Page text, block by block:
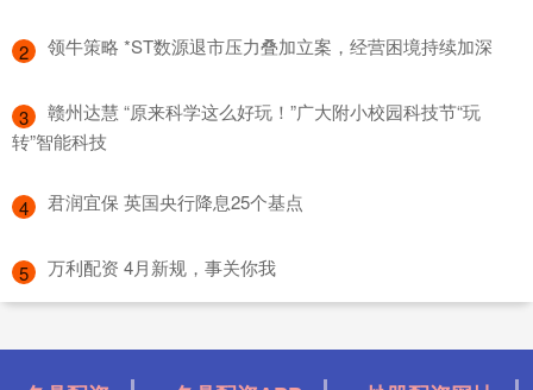
2 ​领牛策略 *ST数源退市压力叠加立案，经营困境持续加深
3
​赣州达慧 “原来科学这么好玩！”广大附小校园科技节“玩
转”智能科技
4 ​君润宜保 英国央行降息25个基点
5 ​万利配资 4月新规，事关你我